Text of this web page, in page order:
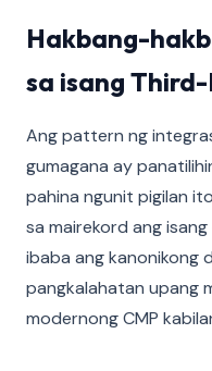
Hakbang-
sa isang
Ang pattern ng
gumagana ay
pahina ngunit pigilan
sa mairekord ang
ibaba ang kanonikong
pangkalahatan upang
modernong CMP